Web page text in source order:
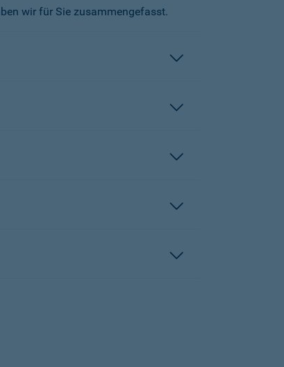
wir für Sie zusammengefasst.